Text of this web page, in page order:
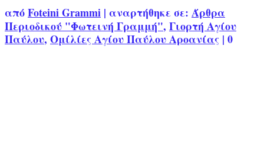
απόFoteini Grammi | αναρτήθηκε σε: Άρθρα
Περιοδικού "Φωτεινή Γραμμή", Γιορτή Αγίου
Παύλου, Ομίλίες Αγίου Παύλου Αροανίας | 0